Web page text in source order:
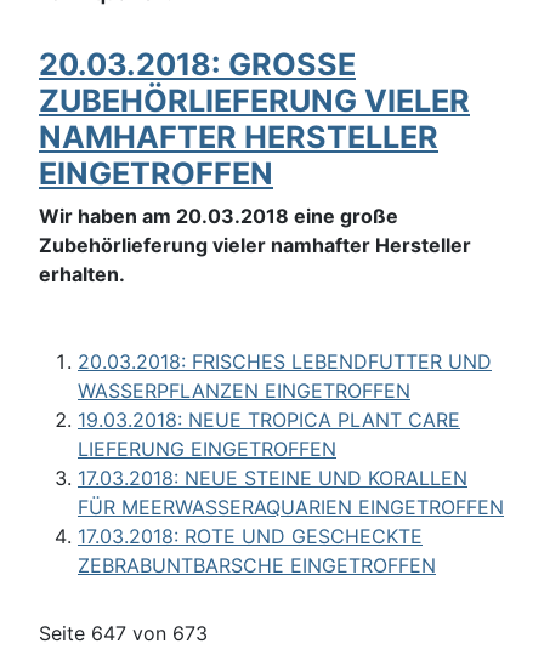
20.03.2018: GROSSE
ZUBEHÖRLIEFERUNG VIELER
NAMHAFTER HERSTELLER
EINGETROFFEN
Wir haben am 20.03.2018 eine große
Zubehörlieferung vieler namhafter Hersteller
erhalten.
20.03.2018: FRISCHES LEBENDFUTTER UND
WASSERPFLANZEN EINGETROFFEN
19.03.2018: NEUE TROPICA PLANT CARE
LIEFERUNG EINGETROFFEN
17.03.2018: NEUE STEINE UND KORALLEN
FÜR MEERWASSERAQUARIEN EINGETROFFEN
17.03.2018: ROTE UND GESCHECKTE
ZEBRABUNTBARSCHE EINGETROFFEN
Seite 647 von 673